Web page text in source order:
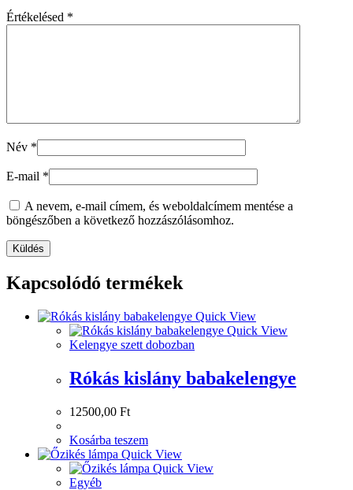
Értékelésed *
Név *
E-mail *
A nevem, e-mail címem, és weboldalcímem mentése a
böngészőben a következő hozzászólásomhoz.
Kapcsolódó termékek
Quick View
Quick View
Kelengye szett dobozban
Rókás kislány babakelengye
12500,00 Ft
Kosárba teszem
Quick View
Quick View
Egyéb